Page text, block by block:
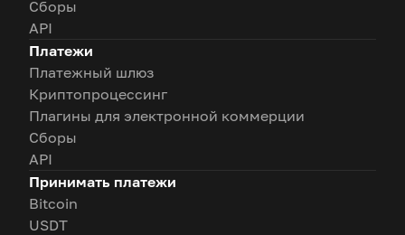
Сборы
API
Платежи
Платежный шлюз
Криптопроцессинг
Плагины для электронной коммерции
Сборы
API
Принимать платежи
Bitcoin
USDT